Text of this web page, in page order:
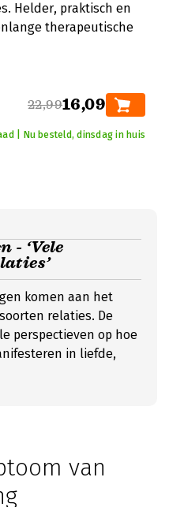
Helder, praktisch en
therapeutische
22,9916,09
| Nu besteld, dinsdag in huis
- ‘Vele
komen aan het
relaties. De
perspectieven op hoe
in liefde,
van